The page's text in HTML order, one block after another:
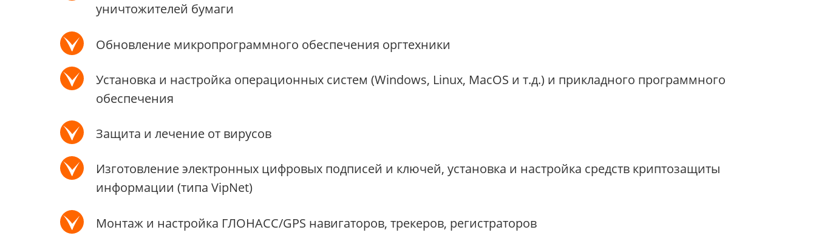
уничтожителей бумаги
Обновление микропрограммного обеспечения оргтехники
Установка и настройка операционных систем (Windows, Linux, MacOS и т.д.) и прикладного программного
обеспечения
Защита и лечение от вирусов
Изготовление электронных цифровых подписей и ключей, установка и настройка средств криптозащиты
информации (типа VipNet)
Монтаж и настройка ГЛОНАСС/GPS навигаторов, трекеров, регистраторов